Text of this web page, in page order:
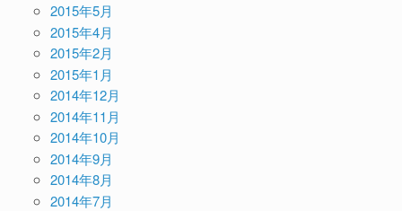
2015年5月
2015年4月
2015年2月
2015年1月
2014年12月
2014年11月
2014年10月
2014年9月
2014年8月
2014年7月